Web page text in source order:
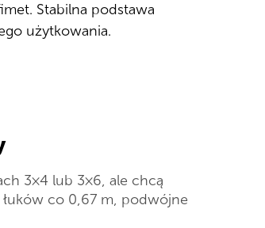
Stabilna podstawa
użytkowania.
3×4 lub 3×6, ale chcą
co 0,67 m, podwójne